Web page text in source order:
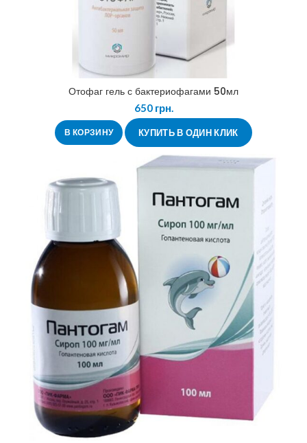
Отофаг гель с бактериофагами 50мл
650грн.
В КОРЗИНУ КУПИТЬ В ОДИН КЛИК